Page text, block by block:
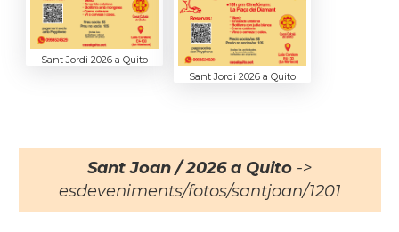
Sant Jordi 2026 a Quito
Sant Jordi 2026 a Quito
Sant Joan / 2026 a Quito ->
esdeveniments/fotos/santjoan/1201